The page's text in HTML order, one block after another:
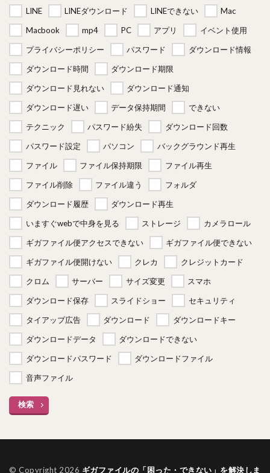
LINE
LINEダウンロード LINEできない
Mac
Macbook
mp4 PC アプリ
イベント使用
プライバシーポリシー
パスワード
ダウンロード情報
ダウンロード時間
ダウンロード期限
ダウンロード見れない
ダウンロード通知
ダウンロード遅い
データ保持期間
できない
テクニック
パスワード紛失
ダウンロード回数
パスワード設定
パソコン
バックグラウンド再生
ファイル
ファイル保持期限
ファイル再生
ファイル削除
ファイル違う
フォルダ
ダウンロード履歴
ダウンロード再生
いますぐwebで中身を見る
ストレージ
カメラロール
ギガファイル便アクセスできない
ギガファイル便できない
ギガファイル便開けない
クレカ
クレジットカード
クロム
サーバー サイズ変更
スマホ
ダウンロード保存
スライドショー
セキュリティ
タイアップ広告
ダウンロード
ダウンロードキー
ダウンロードデータ
ダウンロードできない
ダウンロードパスワード
ダウンロードファイル
音声ファイル
検索
© Copyright 2026 ギガファイルの「困った・できない」を解決しま